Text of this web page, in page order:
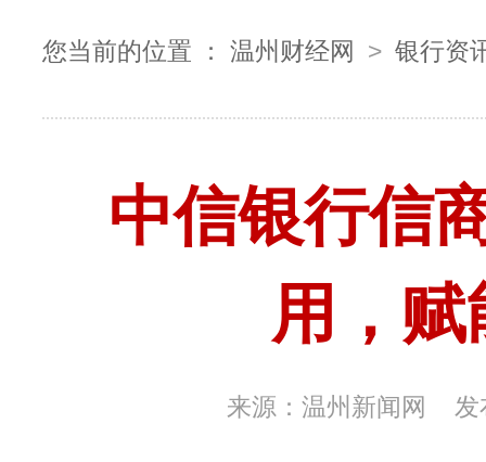
您当前的位置 ： 温州财经网 > 银行资
中信银行信
用，
来源：温州新闻网 发